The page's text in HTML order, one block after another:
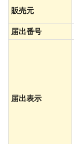
販売元
届出番号
届出表示